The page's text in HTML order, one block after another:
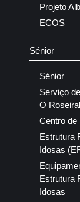
Projeto
ECOS
Sénior
Sénior
Serviço
O Roseiral
Centro de
Estrutura
Idosas
Estrutura
Idosas